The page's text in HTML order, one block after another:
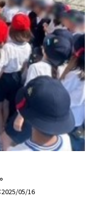
2025/05/16